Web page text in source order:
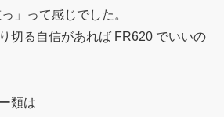
」って感じでした。
切る自信があれば FR620 でいいの
類は